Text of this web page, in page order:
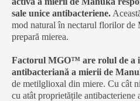
sale unice antibacteriene.
mod natural în nectarul florilor de
prepară mierea.
Factorul MGO™ are rolul de a
antibacteriană a mierii de
de metilglioxal din miere. Cu cât
cu atât proprietățile antibacteriene